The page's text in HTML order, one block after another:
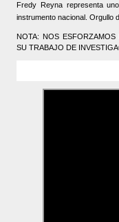
Fredy Reyna representa
instrumento nacional. Orgullo
NOTA: NOS
SU TRABAJO DE